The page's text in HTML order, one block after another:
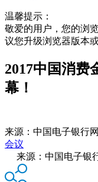
温馨提示：
敬爱的用户，您的浏
议您升级浏览器版本
2017中国消费
幕！
来源： 中国电子银行网
会议
来源：中国电子银